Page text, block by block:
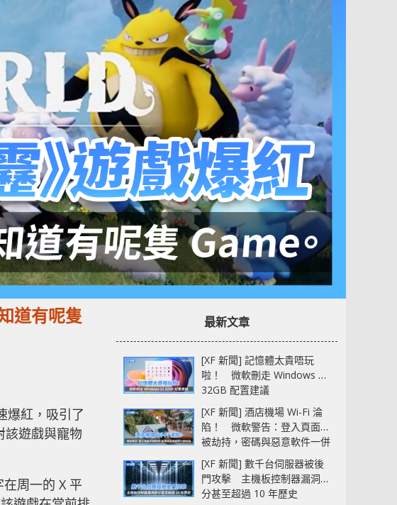
道有呢隻
爆紅，吸引了
該遊戲與寵物
周一的 X 平
最新文章
[XF 新聞] 記憶體太貴唔玩
啦！ 微軟刪走 Windows 11
32GB 配置建議
[XF 新聞] 酒店機場 Wi-Fi 淪
陷！ 微軟警告：登入頁面可
被劫持，密碼與惡意軟件一併
中招
[XF 新聞] 數千台伺服器被後
門攻擊 主機板控制器漏洞部
分甚至超過 10 年歷史